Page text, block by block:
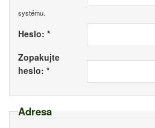
systému.
Heslo: *
Zopakujte
heslo: *
Adresa